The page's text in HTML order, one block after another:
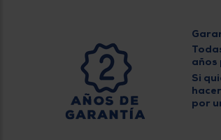
años
Si
por